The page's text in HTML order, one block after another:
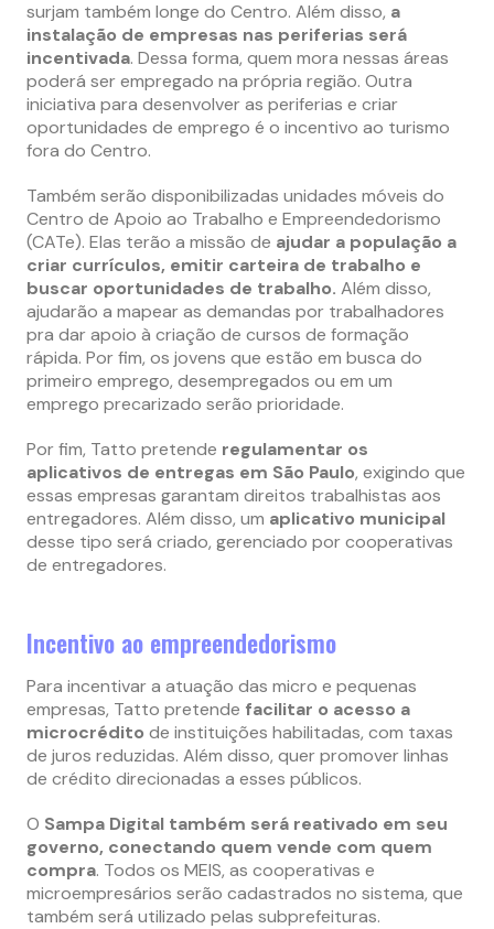
surjam também longe do Centro. Além disso, a
instalação de empresas nas periferias será
incentivada. Dessa forma, quem mora nessas áreas
poderá ser empregado na própria região. Outra
iniciativa para desenvolver as periferias e criar
oportunidades de emprego é o incentivo ao turismo
fora do Centro.
Também serão disponibilizadas unidades móveis do
Centro de Apoio ao Trabalho e Empreendedorismo
(CATe). Elas terão a missão de ajudar a população a
criar currículos, emitir carteira de trabalho e
buscar oportunidades de trabalho. Além disso,
ajudarão a mapear as demandas por trabalhadores
pra dar apoio à criação de cursos de formação
rápida. Por fim, os jovens que estão em busca do
primeiro emprego, desempregados ou em um
emprego precarizado serão prioridade.
Por fim, Tatto pretende regulamentar os
aplicativos de entregas em São Paulo, exigindo que
essas empresas garantam direitos trabalhistas aos
entregadores. Além disso, um aplicativo municipal
desse tipo será criado, gerenciado por cooperativas
de entregadores.
Incentivo ao empreendedorismo
Para incentivar a atuação das micro e pequenas
empresas, Tatto pretende facilitar o acesso a
microcrédito de instituições habilitadas, com taxas
de juros reduzidas. Além disso, quer promover linhas
de crédito direcionadas a esses públicos.
O Sampa Digital também será reativado em seu
governo, conectando quem vende com quem
compra. Todos os MEIS, as cooperativas e
microempresários serão cadastrados no sistema, que
também será utilizado pelas subprefeituras.